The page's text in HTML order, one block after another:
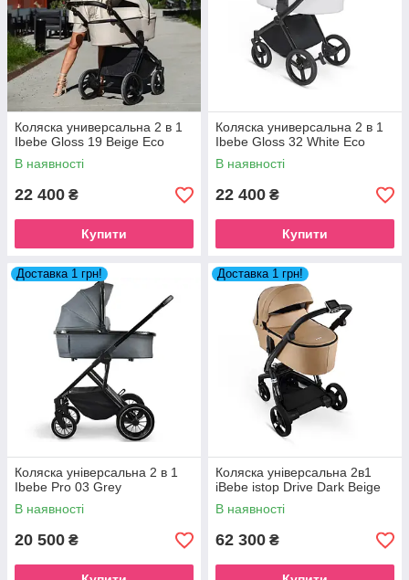
Коляска универсальна 2 в 1
Ibebe Gloss 19 Beige Eco
В наявності
22 400 ₴
Купити
Коляска универсальна 2 в 1
Ibebe Gloss 32 White Eco
В наявності
22 400 ₴
Купити
Доставка 1 грн!
Коляска універсальна 2 в 1
Ibebe Pro 03 Grey
В наявності
20 500 ₴
Доставка 1 грн!
Коляска універсальна 2в1
iBebe istop Drive Dark Beige
В наявності
62 300 ₴